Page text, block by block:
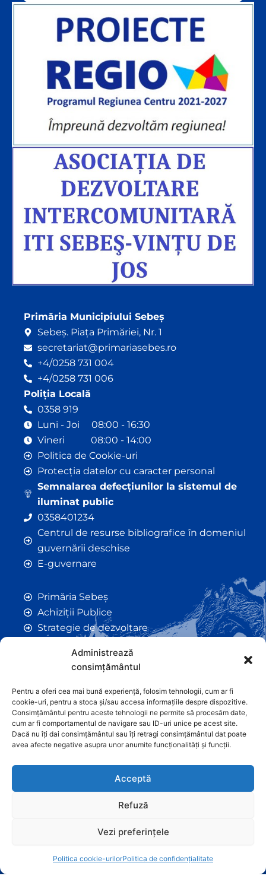
Administrează
consimțământul
Pentru a oferi cea mai bună experiență, folosim tehnologii, cum ar fi
cookie-uri, pentru a stoca și/sau accesa informațiile despre dispozitive.
Consimțământul pentru aceste tehnologii ne permite să procesăm date,
cum ar fi comportamentul de navigare sau ID-uri unice pe acest site.
Dacă nu îți dai consimțământul sau îți retragi consimțământul dat poate
avea afecte negative asupra unor anumite funcționalități și funcții.
Acceptă
Refuză
Vezi preferințele
Politica cookie-urilorPolitica de confidențialitate
e
Primăria Municipiului Sebeș
Sebeș. Piața Primăriei, Nr. 1
secretariat@primariasebes.ro
+4/0258 731 004
+4/0258 731 006
Poliția Locală
0358 919
Luni - Joi 08:00 - 16:30
Vineri 08:00 - 14:00
Politica de Cookie-uri
Protecția datelor cu caracter personal
Semnalarea defecțiunilor la sistemul de
iluminat public
0358401234
Centrul de resurse bibliografice în domeniul
guvernării deschise
E-guvernare
Primăria Sebeș
Achiziții Publice
Strategie de dezvoltare
Taxe și Impozite Locale
Anunțuri
Hotarâri de Consiliu
Certificate de Urbanism
Autorizații de Construcții
Orașe Înfrățite
Contact